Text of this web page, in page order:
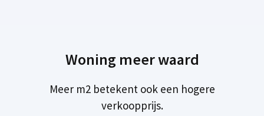
Woning meer waard
Meer m2 betekent ook een hogere
verkoopprijs.